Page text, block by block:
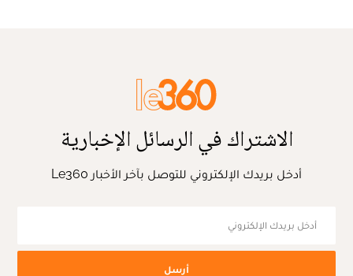
الاشتراك في الرسائل الإخبارية
أدخل بريدك الإلكتروني للتوصل بآخر الأخبار Le360
أرسل